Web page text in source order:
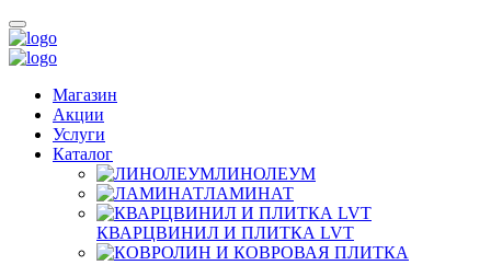
Магазин
Акции
Услуги
Каталог
ЛИНОЛЕУМ
ЛАМИНАТ
КВАРЦВИНИЛ И ПЛИТКА LVT